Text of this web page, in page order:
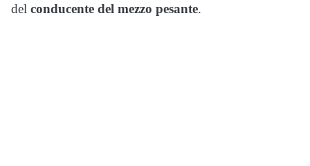
del conducente del mezzo pesante.